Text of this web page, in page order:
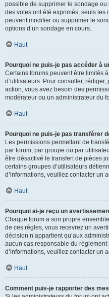
possible de supprimer le sondage
des votes ont été exprimés, seuls les
peuvent modifier ou supprimer le
options d’un sondage en cours.
Haut
Pourquoi ne puis-je pas accéder à
Certains forums peuvent être limités
d’utilisateurs. Pour consulter,
action, vous avez besoin des
modérateur ou un administrateur du
Haut
Pourquoi ne puis-je pas transférer
Les permissions permettant de
par forum, par groupe ou par
être désactivé le transfert de pièces
certains groupes d’utilisateurs
d’informations, veuillez contacter un
Haut
Pourquoi ai-je reçu un
Chaque forum a son propre
de ces règles, vous recevrez un
décision n’appartient qu’aux
aucun cas responsable du
d’informations, veuillez contacter un
Haut
Comment puis-je rapporter des